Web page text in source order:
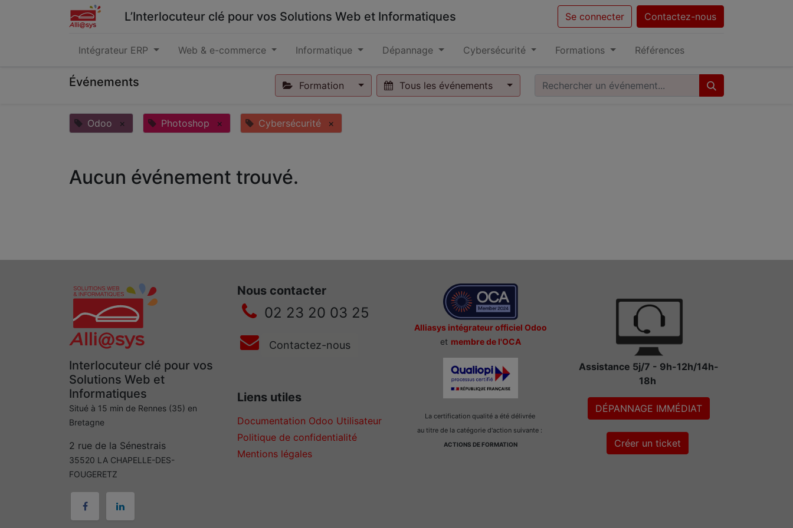
L’Interlocuteur clé pour vos Solutions Web et Informatiques Se connecter Contactez-nous
Intégrateur ERP Web & e-commerce Informatique Dépannage Cybersécurité Formations Références
Événements Formation Tous les événements
Odoo × Photoshop × Cybersécurité ×
Aucun événement trouvé.
Interlocuteur clé pour vos
Solutions Web et
Informatiques
Situé à 15 min de Rennes (35) en
Bretagne
2 rue de la Sénestrais
35520 LA CHAPELLE-DES-
FOUGERETZ
Nous contacter
02 23 20 03 25
Contactez-nous
Liens utiles
Documentation Odoo Utilisateur
Politique de confidentialité
Mentions légales
Alliasys intégrateur officiel Odoo
et membre de l'OCA
La certification qualité a été délivrée
au titre de la catégorie d'action suivante :
ACTIONS DE FORMATION
Assistance 5j/7 - 9h-12h/14h-
18h
DÉPANNAGE IMMÉDIAT
Créer un ticket